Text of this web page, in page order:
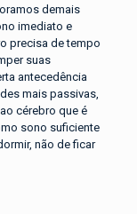
demais
imediato e
precisa de tempo
suas
antecedência
mais passivas,
cérebro que é
sono suficiente
não de ficar